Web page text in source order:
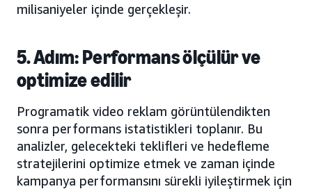
milisaniyeler içinde gerçekleşir.
5. Adım: Performans ölçülür ve
optimize edilir
Programatik video reklam görüntülendikten
sonra performans istatistikleri toplanır. Bu
analizler, gelecekteki teklifleri ve hedefleme
stratejilerini optimize etmek ve zaman içinde
kampanya performansını sürekli iyileştirmek için